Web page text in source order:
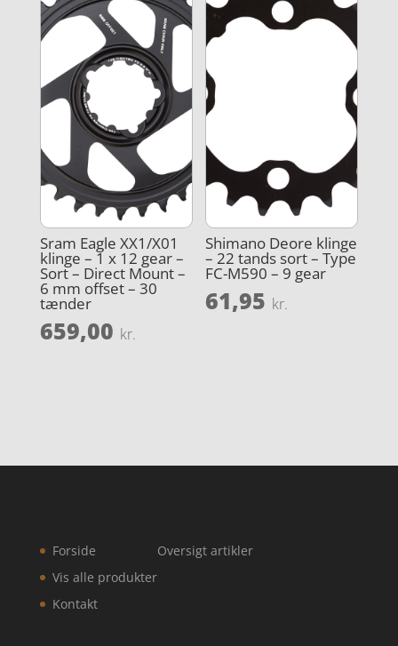
Sram Eagle XX1/X01
klinge – 1 x 12 gear –
Sort – Direct Mount –
6 mm offset – 30
tænder
659,00 kr.
Shimano Deore klinge
– 22 tands sort – Type
FC-M590 – 9 gear
61,95 kr.
Forside
Vis alle produkter
Kontakt
Oversigt artikler